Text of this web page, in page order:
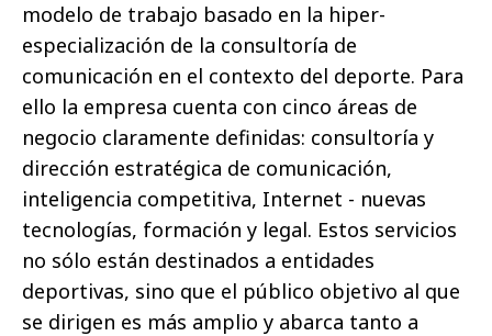
modelo de trabajo basado en la hiper-
especialización de la consultoría de
comunicación en el contexto del deporte. Para
ello la empresa cuenta con cinco áreas de
negocio claramente definidas: consultoría y
dirección estratégica de comunicación,
inteligencia competitiva, Internet - nuevas
tecnologías, formación y legal. Estos servicios
no sólo están destinados a entidades
deportivas, sino que el público objetivo al que
se dirigen es más amplio y abarca tanto a